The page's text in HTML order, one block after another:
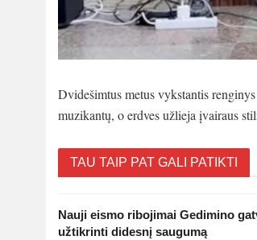
Dvidešimtus metus vykstantis
muzikantų, o erdves užlieja įvairaus
TAU TAIP PAT GALI PATIKTI
Nauji eismo ribojimai Gedimino
užtikrinti didesnį saugumą